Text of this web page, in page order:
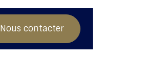
Nous contacter